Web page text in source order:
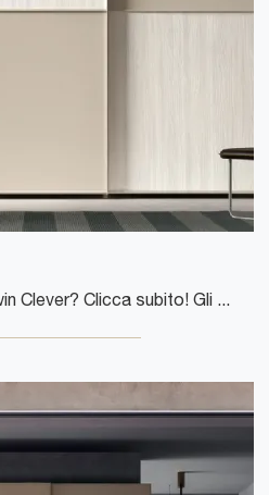
Cerchi un guardaroba Twin Clever? Clicca subito! Gli armadi a muro con ante scorrevoli ti aspettano.